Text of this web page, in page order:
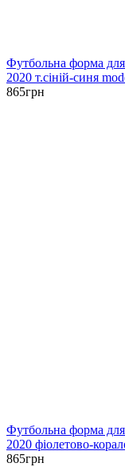
Футбольна форма
2020 т.сіній-синя
865грн
Футбольна форма
2020 фіолетово-
865грн